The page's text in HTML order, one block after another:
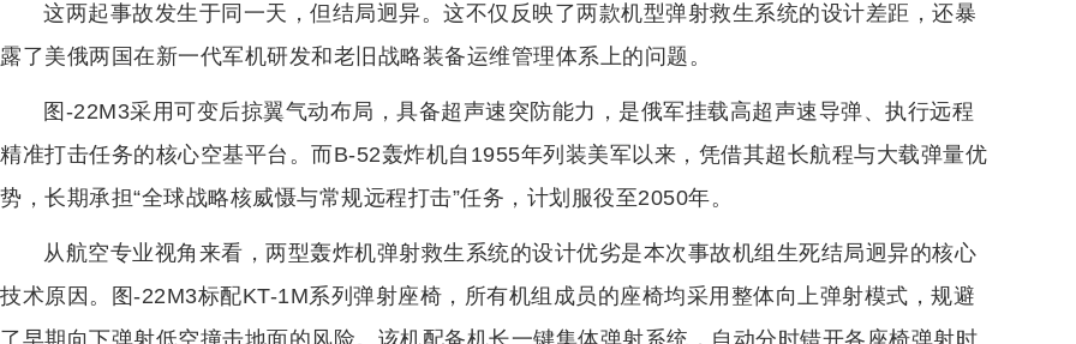
这两起事故发生于同一天，但结局迥异。这不仅反映了两款机型弹射救生系统的设计差距，还暴
露了美俄两国在新一代军机研发和老旧战略装备运维管理体系上的问题。
图-22M3采用可变后掠翼气动布局，具备超声速突防能力，是俄军挂载高超声速导弹、执行远程
精准打击任务的核心空基平台。而B-52轰炸机自1955年列装美军以来，凭借其超长航程与大载弹量优
势，长期承担“全球战略核威慑与常规远程打击”任务，计划服役至2050年。
从航空专业视角来看，两型轰炸机弹射救生系统的设计优劣是本次事故机组生死结局迥异的核心
技术原因。图-22M3标配KT-1M系列弹射座椅，所有机组成员的座椅均采用整体向上弹射模式，规避
了早期向下弹射低空撞击地面的风险。该机配备机长一键集体弹射系统，自动分时错开各座椅弹射时